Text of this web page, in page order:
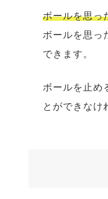
ボールを思っ
ボールを思っ
できます。
ボールを止め
とができなけ